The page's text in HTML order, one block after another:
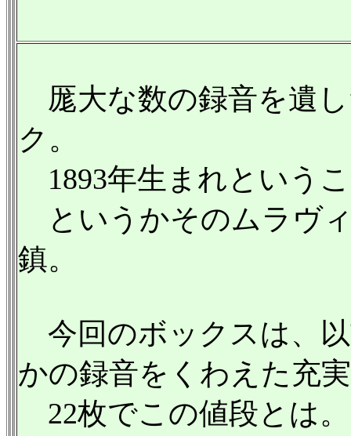
厖大な数の録音を遺
ク。
1893年生まれという
というかそのムラヴ
鎮。
今回のボックスは、
かの録音をくわえた充
22枚でこの値段とは。